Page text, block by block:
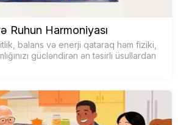
Ruhun Harmoniyası
balans və enerji qataraq həm fiziki,
gücləndirən ən təsirli üsullardan